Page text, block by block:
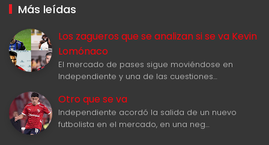
Más leídas
Los zagueros que se analizan si se va Kevin
Lomónaco
El mercado de pases sigue moviéndose en
Independiente y una de las cuestiones…
Otro que se va
Independiente acordó la salida de un nuevo
futbolista en el mercado, en una neg…